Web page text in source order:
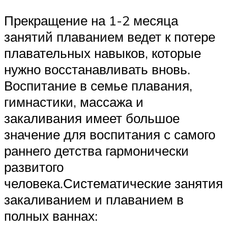
Прекращение на 1-2 месяца
занятий плаванием ведет к потере
плавательных навыков, которые
нужно восстанавливать вновь.
Воспитание в семье плавания,
гимнастики, массажа и
закаливания имеет большое
значение для воспитания с самого
раннего детства гармонически
развитого
человека.Систематические занятия
закаливанием и плаванием в
полных ваннах: